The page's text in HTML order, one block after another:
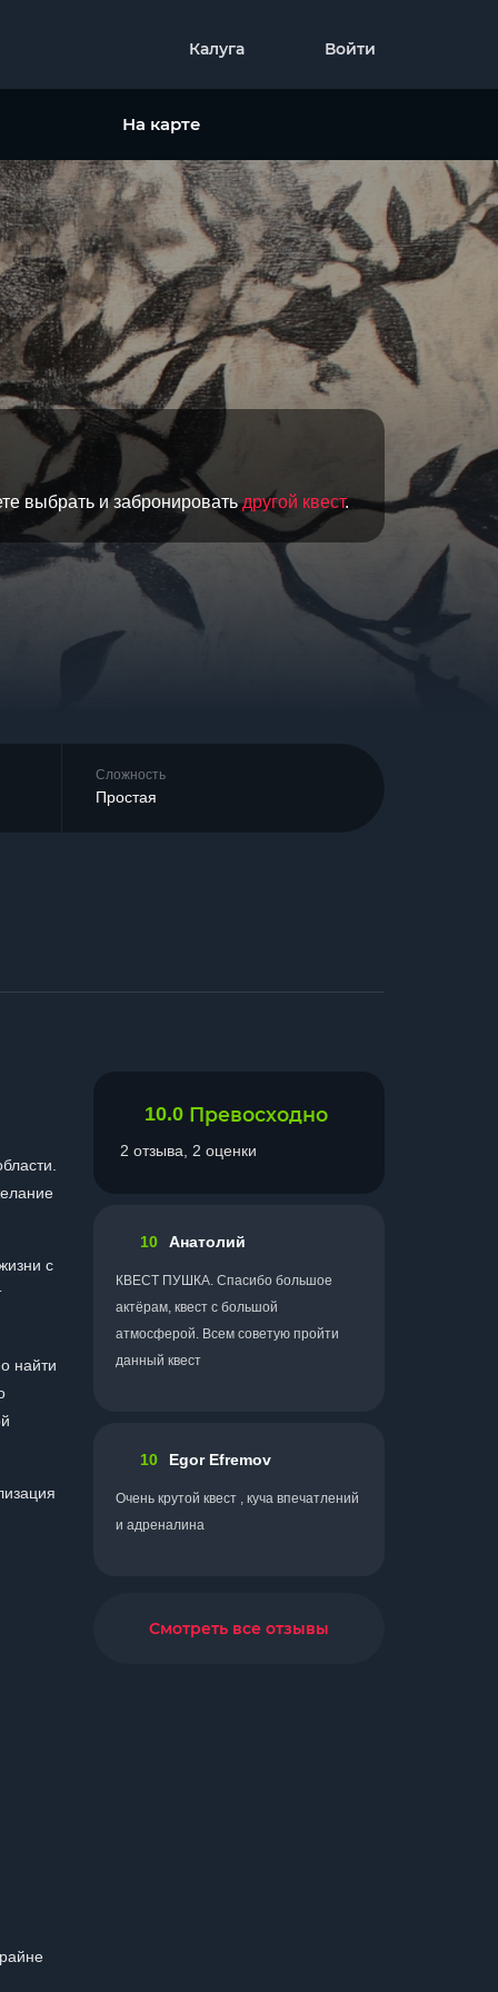
Калуга Войти
На карте
выбрать и забронироватьдругой квест.
Сложность
Простая
с
найти
10.0 Превосходно
2 отзыва, 2 оценки
10 Анатолий
КВЕСТ ПУШКА. Спасибо большое
актёрам, квест с большой
атмосферой. Всем советую пройти
данный квест
10 Egor Efremov
Очень крутой квест , куча впечатлений
и адреналина
Смотреть все отзывы